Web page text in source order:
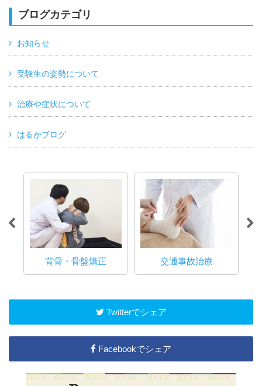
ブログカテゴリ
お知らせ
受験生の姿勢について
治療や症状について
はるかブログ
背骨・骨盤矯正 交通事故治療
Twitterでシェア
Facebookでシェア